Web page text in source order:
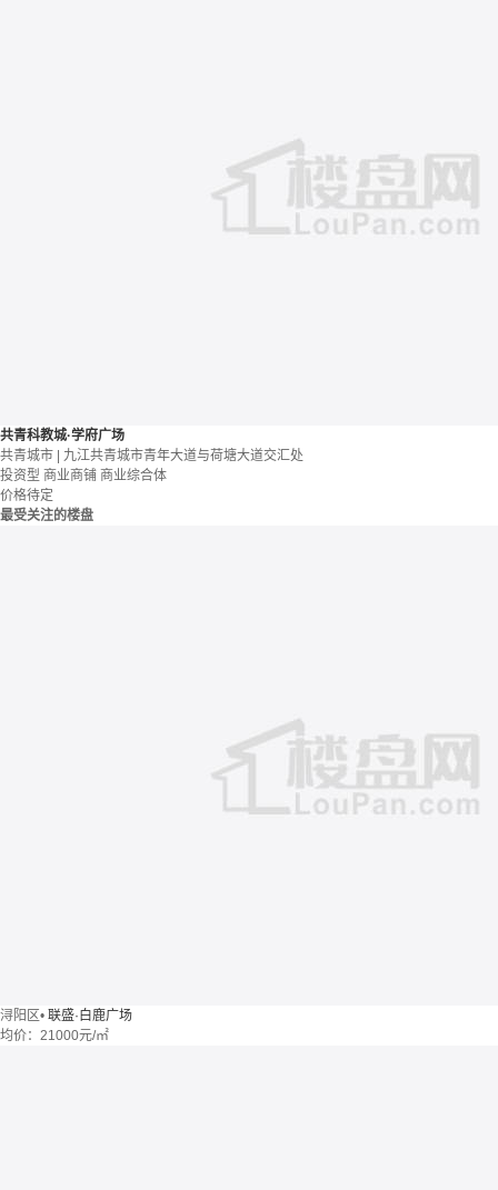
共青科教城·学府广场
共青城市 | 九江共青城市青年大道与荷塘大道交汇处
投资型 商业商铺 商业综合体
价格待定
最受关注的楼盘
浔阳区• 联盛·白鹿广场
均价： 21000元/㎡